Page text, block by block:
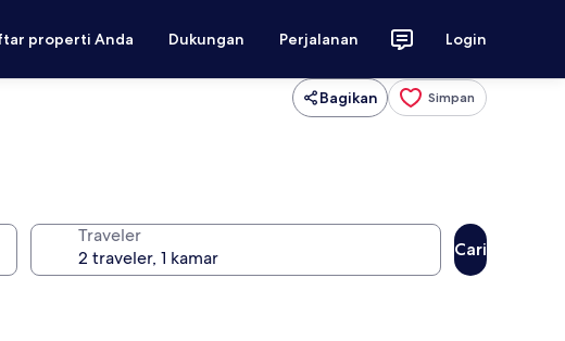
properti Anda Dukungan Perjalanan Login
Bagikan Simpan
Traveler
Cari